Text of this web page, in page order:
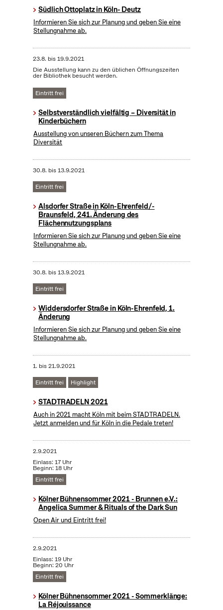
Südlich Ottoplatz in Köln- Deutz
Informieren Sie sich zur Planung und geben Sie eine
Stellungnahme ab.
23.8. bis19.9.2021
Die Ausstellung kann zu den üblichen Öffnungszeiten
der Bibliothek besucht werden.
Eintritt frei
Selbstverständlich vielfältig – Diversität in
Kinderbüchern
Ausstellung von unseren Büchern zum Thema
Diversität
30.8. bis13.9.2021
Eintritt frei
Alsdorfer Straße in Köln-Ehrenfeld/-
Braunsfeld, 241. Änderung des
Flächennutzungsplans
Informieren Sie sich zur Planung und geben Sie eine
Stellungnahme ab.
30.8. bis13.9.2021
Eintritt frei
Widdersdorfer Straße in Köln-Ehrenfeld, 1.
Änderung
Informieren Sie sich zur Planung und geben Sie eine
Stellungnahme ab.
1. bis21.9.2021
Eintritt frei Highlight
STADTRADELN 2021
Auch in 2021 macht Köln mit beim STADTRADELN.
Jetzt anmelden und für Köln in die Pedale treten!
2.9.2021
Einlass: 17 Uhr
Beginn: 18 Uhr
Eintritt frei
Kölner Bühnensommer 2021 - Brunnen e.V.:
Angelica Summer & Rituals of the Dark Sun
Open Air und Eintritt frei!
2.9.2021
Einlass: 19 Uhr
Beginn: 20 Uhr
Eintritt frei
Kölner Bühnensommer 2021 - Sommerklänge:
La Réjouissance